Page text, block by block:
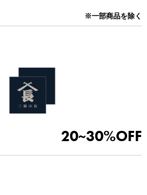
※一部商品を除く
20~30%OFF